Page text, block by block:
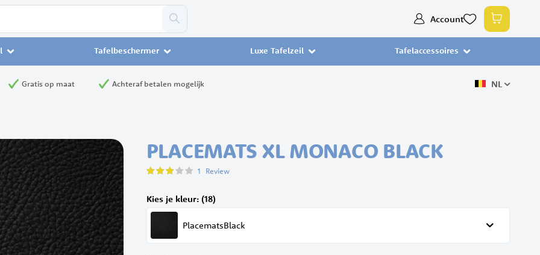
Account
Ga
inhoud
Tafelbeschermer Luxe Tafelzeil Tafelaccessoires
Gratis op maat Achteraf betalen mogelijk NL
PLACEMATS XL MONACO BLACK
Waardering: 1 Review
Kies je kleur: (18)
PlacematsBlack